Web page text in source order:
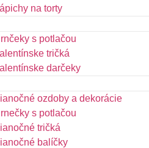
na torty
s potlačou
tričká
darčeky
ozdoby a dekorácie
s potlačou
tričká
balíčky